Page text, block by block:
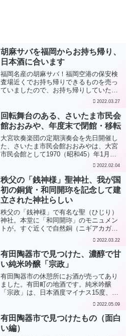
胡麻サバを福岡からお持ち帰り、
日本酒に合います
福岡名産の胡麻サバ！福岡空港の保安検
査場近くでお持ち帰りできるものを売っ
ていましたので、お持ち帰りしていただ
きました。これが日本酒にとても合いま
なるのですが、そのままいただきまし
た。胡麻サバがお持ち帰りな...
2022.03.27
回転舞台のある、さいたま市民会
館おおみや、年度末で閉館・移転
大宮吹奏楽団の定期演奏会を先日開催し
た、さいたま市民会館おおみやは、大宮
市民会館として1970（昭和45）年1月に
完成し、築50年以上になりますが、老朽
館し、同年4月、大宮駅東口の RaiBoC
H...
2022.02.04
秩父の「銭神様」聖神社、我が国
初の銅貨・和同開珎を記念して建
立された神社らしい
秩父の「銭神様」で有名な聖（ひじり）
神社。本堂に「和同開珎」のモニュメン
トが。すぐ近くで自然銅（ニギアカガ
ネ）が露天掘りで産出され、これを使っ
いちん）が作られたとのこと。これを記
念して元号も西暦708年か...
2022.03.22
有田陶器市で見つけた、濃醇で甘
い純米吟醸「宗政」
有田陶器市の休憩所にお酒が売ってあり
ました。有田町の地酒です。純米吟醸
「宗政」は、日本酒度マイナス15度、も
うむちゃくちゃ甘いです。といっても砂
材料なのに、飲み口はワイン、という感
じです。似た傾向の「お米...
2022.05.09
有田陶器市で見つけたもの（面白
い編）